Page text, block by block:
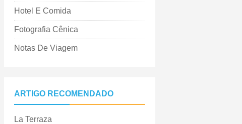
Hotel E Comida
Fotografia Cênica
Notas De Viagem
ARTIGO RECOMENDADO
La Terraza